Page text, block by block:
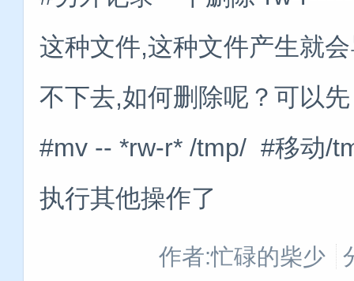
这种文件,这种文件产生就
不下去,如何删除呢？可以
#mv -- *rw-r* /tmp/ #移动/
执行其他操作了
作者:忙碌的柴少